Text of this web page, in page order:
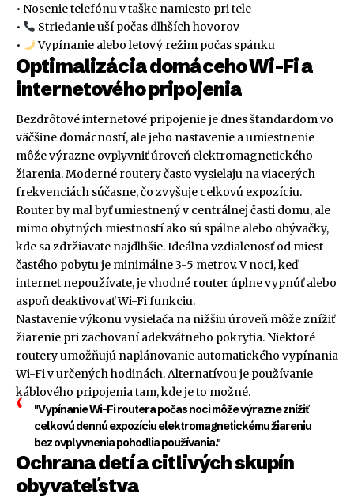
• Nosenie telefónu v taške namiesto pri tele
•
Striedanie uší počas dlhších hovorov
•
Vypínanie alebo letový režim počas spánku
Optimalizácia domáceho Wi-Fi a
internetového pripojenia
Bezdrôtové internetové pripojenie je dnes štandardom vo
väčšine domácností, ale jeho nastavenie a umiestnenie
môže výrazne ovplyvniť úroveň elektromagnetického
žiarenia. Moderné routery často vysielaju na viacerých
frekvenciách súčasne, čo zvyšuje celkovú expozíciu.
Router by mal byť umiestnený v centrálnej časti domu, ale
mimo obytných miestností ako sú spálne alebo obývačky,
kde sa zdržiavate najdlhšie. Ideálna vzdialenosť od miest
častého pobytu je minimálne 3-5 metrov. V noci, keď
internet nepoužívate, je vhodné router úplne vypnúť alebo
aspoň deaktivovať Wi-Fi funkciu.
Nastavenie výkonu vysielača na nižšiu úroveň môže znížiť
žiarenie pri zachovaní adekvátneho pokrytia. Niektoré
routery umožňujú naplánovanie automatického vypínania
Wi-Fi v určených hodinách. Alternatívou je používanie
káblového pripojenia tam, kde je to možné.
"Vypínanie Wi-Fi routera počas noci môže výrazne znížiť
celkovú dennú expozíciu elektromagnetickému žiareniu
bez ovplyvnenia pohodlia používania."
Ochrana detí a citlivých skupín
obyvateľstva